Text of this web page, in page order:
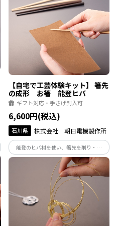
つくりました。
【自宅で工芸体験キット】 箸先
の成形 お箸 能登ヒバ
ギフト対応・手さげ封入可
6,600円(税込)
石川県 株式会社 朝日電機製作所
能登のヒバ材を使い、箸先を削り・磨
き・仕上げる体験です。木の香りとともに
進む工程は癒しの時間。日々使う道具を
自ら仕上げることで、食への感謝を再認
識できます。